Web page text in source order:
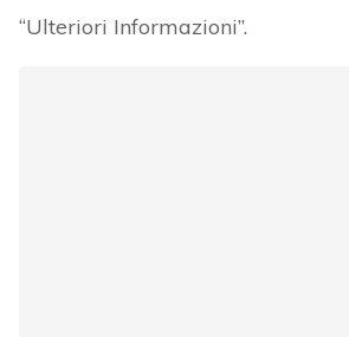
“Ulteriori Informazioni”.